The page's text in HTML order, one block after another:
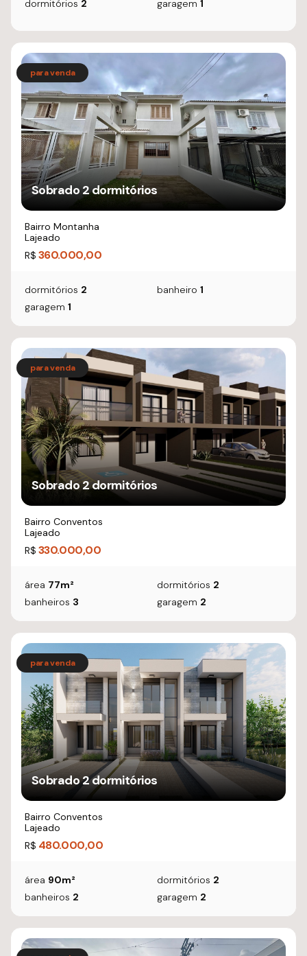
dormitórios 2 garagem 1
Sobrado 2 dormitórios
Bairro Montanha
Lajeado
R$ 360.000,00
dormitórios 2 banheiro 1
garagem 1
Sobrado 2 dormitórios
Bairro Conventos
Lajeado
R$ 330.000,00
área 77m² dormitórios 2
banheiros 3 garagem 2
Sobrado 2 dormitórios
Bairro Conventos
Lajeado
R$ 480.000,00
área 90m² dormitórios 2
banheiros 2 garagem 2